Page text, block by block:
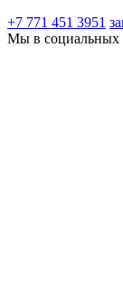
+7 771 451 3951
Мы в социальных